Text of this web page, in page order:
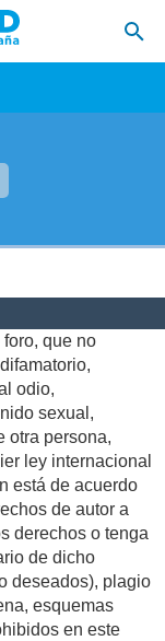
que no
odio,
sexual,
otra persona,
ley internacional
está de acuerdo
de autor a
derechos o tenga
de dicho
deseados), plagio
esquemas
en este